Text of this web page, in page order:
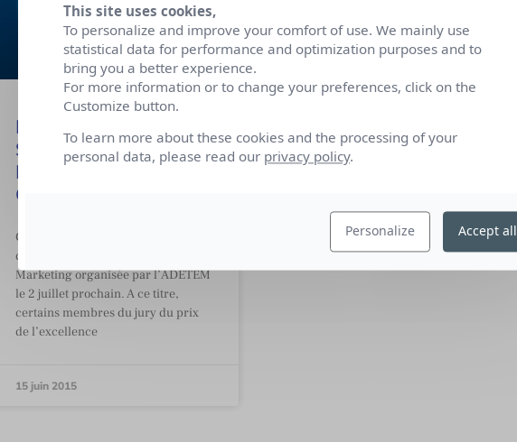
ITW de Simone
Sampieri, Directeur
Marketing Grands
Comptes Entreprises
Culture RP est partenaire médias
de la 10ème nuit du
Marketing organisée par l’ADETEM
le 2 juillet prochain. A ce titre,
certains membres du jury du prix
de l’excellence
15 juin 2015
This site uses cookies,
To personalize and improve your comfort of use. We mainly use
statistical data for performance and optimization purposes and to
bring you a better experience.
For more information or to change your preferences, click on the
Customize button.
To learn more about these cookies and the processing of your
personal data, please read our privacy policy.
Personalize Accept all